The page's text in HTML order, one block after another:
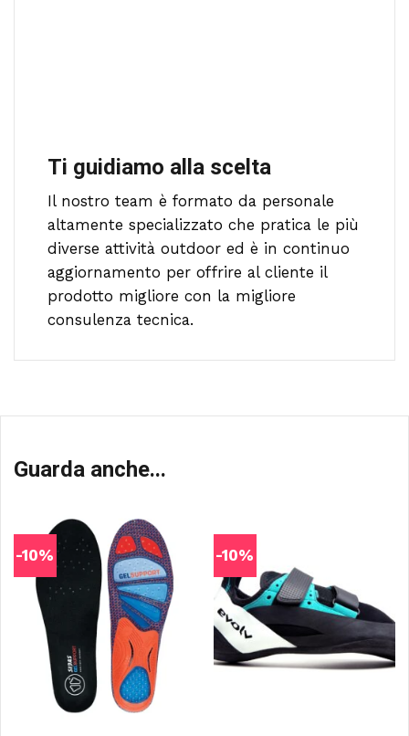
Ti guidiamo alla scelta
Il nostro team è formato da personale
altamente specializzato che pratica le più
diverse attività outdoor ed è in continuo
aggiornamento per offrire al cliente il
prodotto migliore con la migliore
consulenza tecnica.
Guarda anche...
-10% -10%